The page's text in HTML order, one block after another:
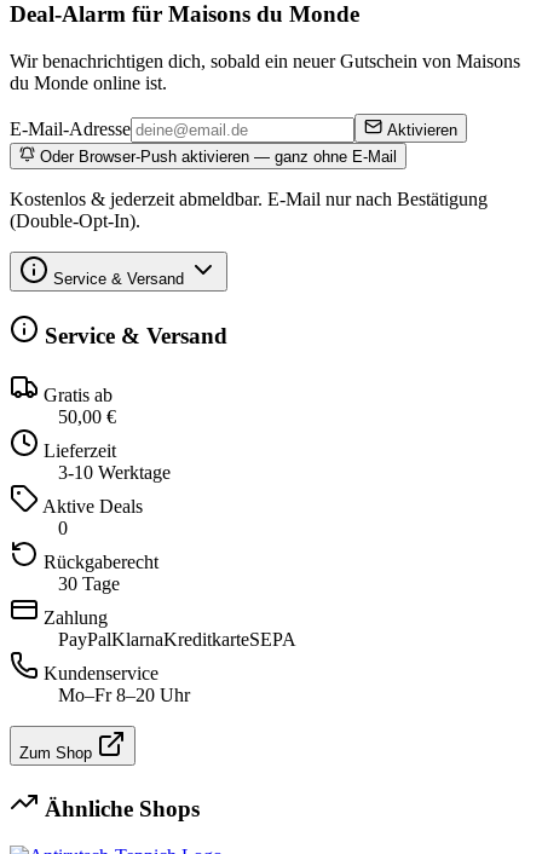
Deal-Alarm für Maisons du Monde
Wir benachrichtigen dich, sobald ein neuer Gutschein von Maisons
du Monde online ist.
E-Mail-Adresse
Aktivieren
Oder Browser-Push aktivieren — ganz ohne E-Mail
Kostenlos & jederzeit abmeldbar. E-Mail nur nach Bestätigung
(Double-Opt-In).
Service & Versand
Service & Versand
Gratis ab
50,00 €
Lieferzeit
3-10 Werktage
Aktive Deals
0
Rückgaberecht
30 Tage
Zahlung
PayPalKlarnaKreditkarteSEPA
Kundenservice
Mo–Fr 8–20 Uhr
Zum Shop
Ähnliche Shops